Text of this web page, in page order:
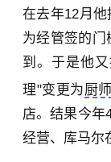
在去年12月
为经管签的门
到。于是他
理"变更为厨
店。结果今年
经营、库马尔